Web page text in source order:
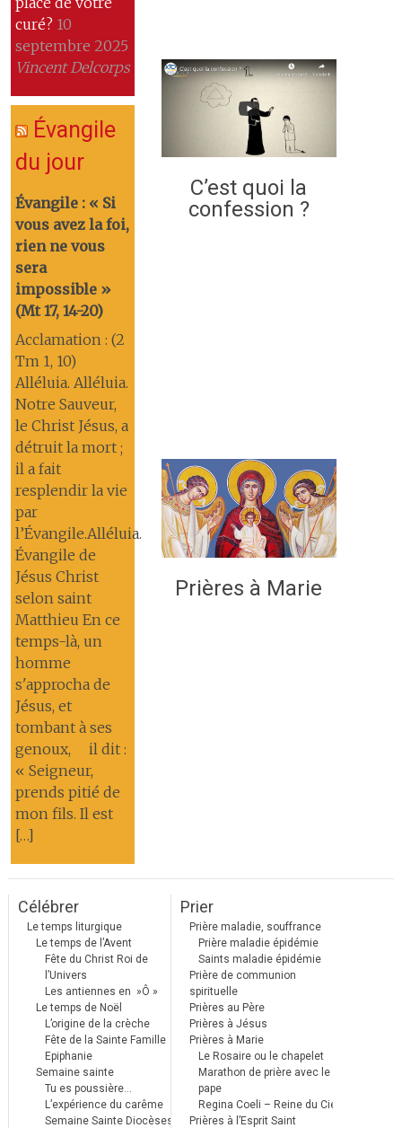
curé? 10
septembre 2025
Vincent Delcorps
Évangile
du jour
Évangile : « Si
vous avez la foi,
rien ne vous
sera
impossible »
(Mt 17, 14-20)
Acclamation : (2
Tm 1, 10)
Alléluia. Alléluia.
Notre Sauveur,
le Christ Jésus, a
détruit la mort ;
il a fait
resplendir la vie
par
l’Évangile.Alléluia.
Évangile de
Jésus Christ
selon saint
Matthieu En ce
temps-là, un
homme
s'approcha de
Jésus, et
tombant à ses
genoux, il dit :
« Seigneur,
prends pitié de
mon fils. Il est
[…]
C’est quoi la
confession ?
Prières à Marie
Célébrer
Le temps liturgique
Le temps de l’Avent
Fête du Christ Roi de
l’Univers
Les antiennes en »Ô »
Le temps de Noël
L’origine de la crèche
Fête de la Sainte Famille
Epiphanie
Semaine sainte
Tu es poussière…
L’expérience du carême
Semaine Sainte Diocèses
Prier
Prière maladie, souffrance
Prière maladie épidémie
Saints maladie épidémie
Prière de communion
spirituelle
Prières au Père
Prières à Jésus
Prières à Marie
Le Rosaire ou le chapelet
Marathon de prière avec le
pape
Regina Coeli – Reine du Ciel
Prières à l’Esprit Saint